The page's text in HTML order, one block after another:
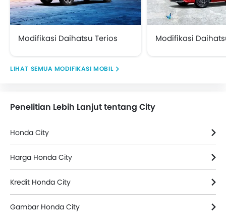
Modifikasi Daihatsu Terios Modifikasi
MODIFIKASI MOBIL
Penelitian Lebih Lanjut tentang City
Honda City
Harga Honda City
Kredit Honda City
Gambar Honda City